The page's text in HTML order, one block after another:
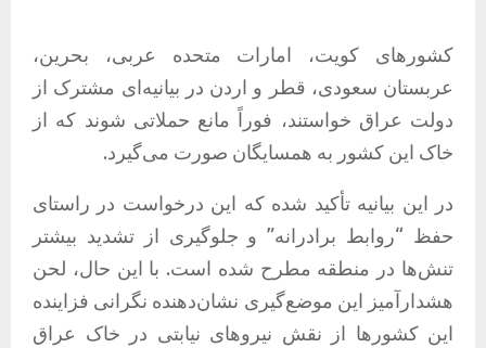
کشورهای کویت، امارات متحده عربی، بحرین،
عربستان سعودی، قطر و اردن در بیانیه‌ای مشترک از
دولت عراق خواستند، فوراً مانع حملاتی شوند که از
خاک این کشور به همسایگان صورت می‌گیرد.
در این بیانیه تأکید شده که این درخواست در راستای
حفظ “روابط برادرانه” و جلوگیری از تشدید بیشتر
تنش‌ها در منطقه مطرح شده است. با این حال، لحن
هشدارآمیز این موضع‌گیری نشان‌دهنده نگرانی فزاینده
این کشورها از نقش نیروهای نیابتی در خاک عراق